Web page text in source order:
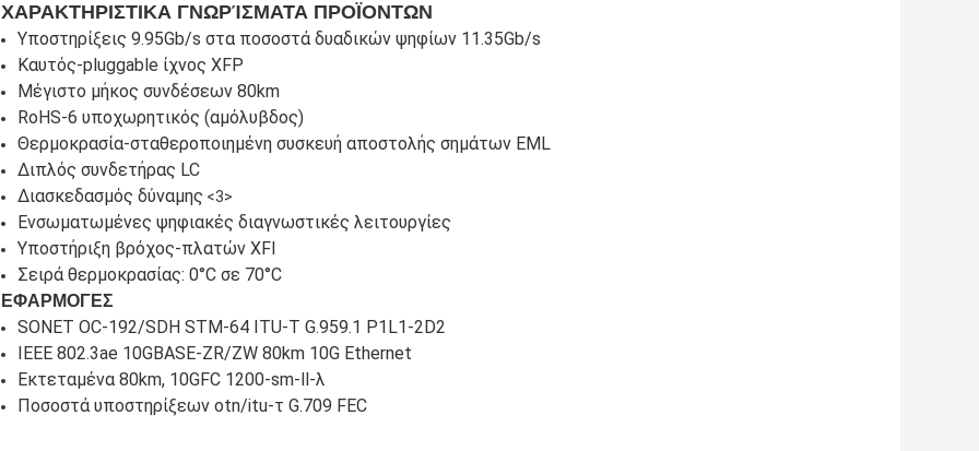
ΧΑΡΑΚΤΗΡΙΣΤΙΚΑ ΓΝΩΡΊΣΜΑΤΑ ΠΡΟΪΟΝΤΩΝ
Υποστηρίξεις 9.95Gb/s στα ποσοστά δυαδικών ψηφίων 11.35Gb/s
Καυτός-pluggable ίχνος XFP
Μέγιστο μήκος συνδέσεων 80km
RoHS-6 υποχωρητικός (αμόλυβδος)
Θερμοκρασία-σταθεροποιημένη συσκευή αποστολής σημάτων EML
Διπλός συνδετήρας LC
Διασκεδασμός δύναμης <3>
Ενσωματωμένες ψηφιακές διαγνωστικές λειτουργίες
Υποστήριξη βρόχος-πλατών XFI
Σειρά θερμοκρασίας: 0°C σε 70°C
ΕΦΑΡΜΟΓΕΣ
SONET OC-192/SDH STM-64 ITU-Τ G.959.1 P1L1-2D2
IEEE 802.3ae 10GBASE-ZR/ZW 80km 10G Ethernet
Εκτεταμένα 80km, 10GFC 1200-sm-ll-λ
Ποσοστά υποστηρίξεων otn/itu-τ G.709 FEC